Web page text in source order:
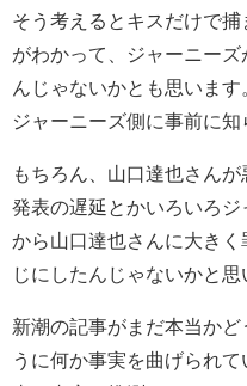
そう考えるとキスだけで
がわかって、ジャーニー
んじゃないかとも思いま
ジャーニーズ側に事前に知
もちろん、山口達也さん
発表の遅延とかいろいろ
から山口達也さんに大き
じにしたんじゃないかと思
新潮の記事がまだ本当か
うに何か事実を曲げられ